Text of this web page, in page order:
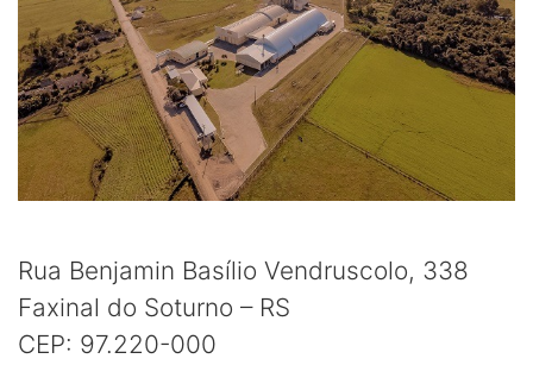
Rua Benjamin Basílio Vendruscolo, 338
Faxinal do Soturno – RS
CEP: 97.220-000